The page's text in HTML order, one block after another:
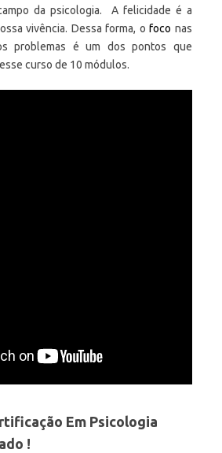
da psicologia. A felicidade é a
vivência. Dessa forma, ofoco nas
problemas é um dos pontos que
curso de 10 módulos.
Em Psicologia
!